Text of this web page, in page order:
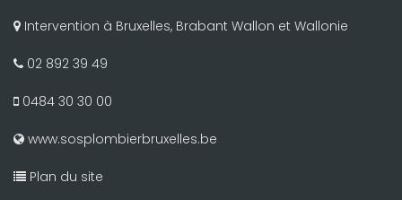
Intervention à Bruxelles, Brabant Wallon et Wallonie
02 892 39 49
0484 30 30 00
www.sosplombierbruxelles.be
Plan du site